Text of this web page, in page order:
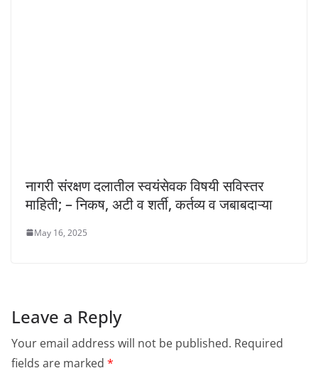
नागरी संरक्षण दलातील स्वयंसेवक विषयी सविस्तर
माहिती; – निकष, अटी व शर्ती, कर्तव्य व जबाबदाऱ्या
May 16, 2025
Leave a Reply
Your email address will not be published. Required
fields are marked *